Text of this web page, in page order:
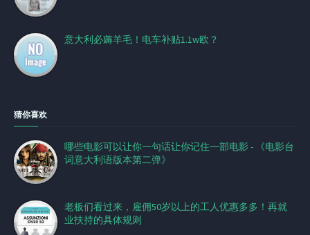
意大利必薅羊毛！电车补贴1.1w欧？
猜你喜欢
哪些电影可以让你一句话让你记住一部电影 - 《电影台
词意大利语版本第二弹》
老板们看过来，雇佣50岁以上的工人优惠多多！再就
业扶持的具体规则